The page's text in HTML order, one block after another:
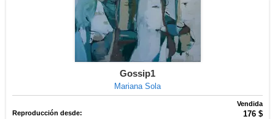
Gossip1
Mariana Sola
Vendida
Reproducción desde:
176 $